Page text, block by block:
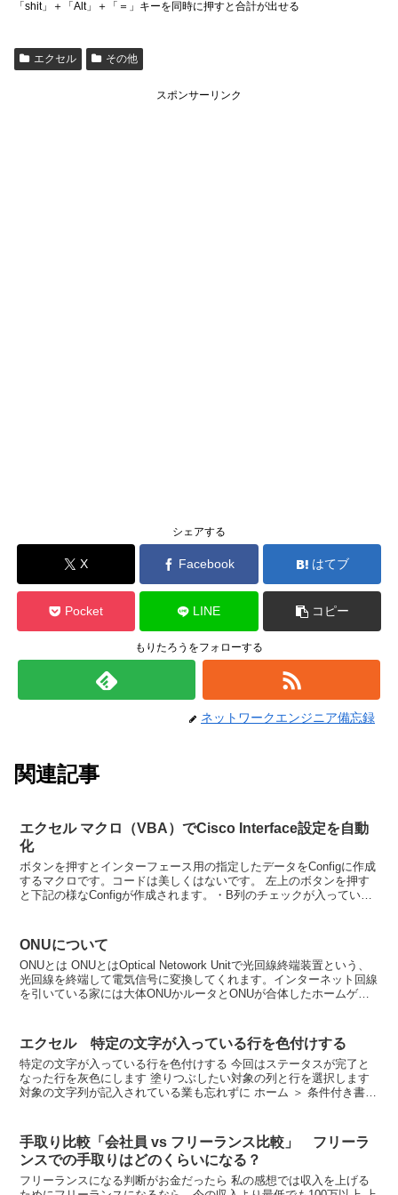
「shit」＋「Alt」＋「＝」キーを同時に押すと合計が出せる
エクセル その他
スポンサーリンク
シェアする
X Facebook はてブ
Pocket LINE コピー
もりたろうをフォローする
ネットワークエンジニア備忘録
関連記事
エクセル マクロ（VBA）でCisco Interface設定を自動
化
ボタンを押すとインターフェース用の指定したデータをConfigに作成
するマクロです。コードは美しくはないです。 左上のボタンを押す
と下記の様なConfigが作成されます。・B列のチェックが入っている
ONUについて
ONUとは ONUとはOptical Netowork Unitで光回線終端装置という、
光回線を終端して電気信号に変換してくれます。インターネット回線
を引いている家には大体ONUかルータとONUが合体したホームゲー
エクセル 特定の文字が入っている行を色付けする
特定の文字が入っている行を色付けする 今回はステータスが完了と
なった行を灰色にします 塗りつぶしたい対象の列と行を選択します
対象の文字列が記入されている業も忘れずに ホーム ＞ 条件付き書式
手取り比較「会社員 vs フリーランス比較」 フリーラ
ンスでの手取りはどのくらいになる？
フリーランスになる判断がお金だったら 私の感想では収入を上げる